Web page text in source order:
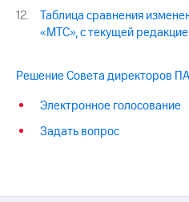
Таблица сравнения
«МТС», с текущей
Решение Совета директоров
Электронное голосование
Задать вопрос